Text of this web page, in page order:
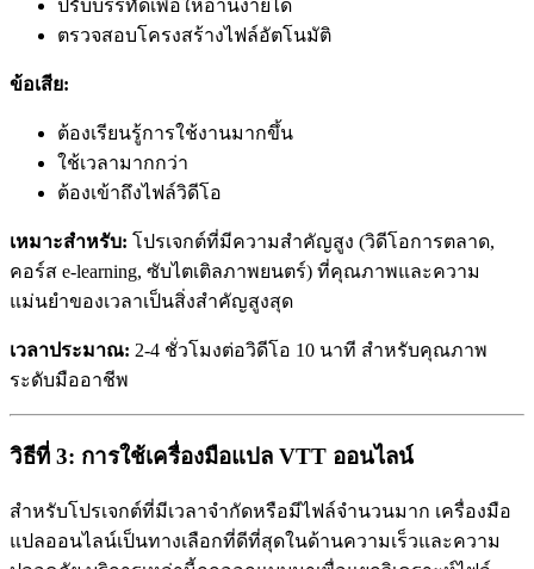
ปรับบรรทัดเพื่อให้อ่านง่ายได้
ตรวจสอบโครงสร้างไฟล์อัตโนมัติ
ข้อเสีย:
ต้องเรียนรู้การใช้งานมากขึ้น
ใช้เวลามากกว่า
ต้องเข้าถึงไฟล์วิดีโอ
เหมาะสำหรับ: โปรเจกต์ที่มีความสำคัญสูง (วิดีโอการตลาด,
คอร์ส e-learning, ซับไตเติลภาพยนตร์) ที่คุณภาพและความ
แม่นยำของเวลาเป็นสิ่งสำคัญสูงสุด
เวลาประมาณ: 2-4 ชั่วโมงต่อวิดีโอ 10 นาที สำหรับคุณภาพ
ระดับมืออาชีพ
วิธีที่ 3: การใช้เครื่องมือแปล VTT ออนไลน์
สำหรับโปรเจกต์ที่มีเวลาจำกัดหรือมีไฟล์จำนวนมาก เครื่องมือ
แปลออนไลน์เป็นทางเลือกที่ดีที่สุดในด้านความเร็วและความ